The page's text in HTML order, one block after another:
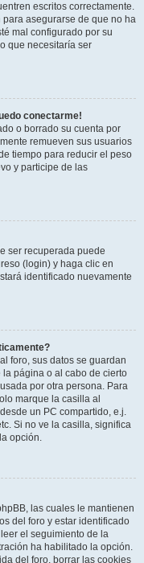
escritos correctamente.
asegurarse de que no ha
mal configurado por su
que necesitaría ser
conectarme!
o borrado su cuenta por
remueven sus usuarios
tiempo para reducir el peso
y participe de las
ser recuperada puede
(login) y haga clic en
identificado nuevamente
foro, sus datos se guardan
página o al cabo de cierto
por otra persona. Para
marque la casilla al
un PC compartido, e.j.
Si no ve la casilla, significa
opción.
las cuales le mantienen
del foro y estar identificado
el seguimiento de la
ha habilitado la opción.
del foro, borrar las cookies